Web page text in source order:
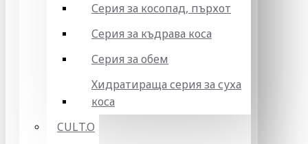
Серия за косопад, пърхот
Серия за къдрава коса
Серия за обем
Хидратираща серия за суха
коса
CULT.O